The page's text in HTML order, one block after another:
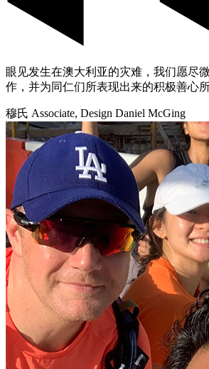
眼见发生在澳大利亚的灾难，我们愿尽
作，并为同仁们所表现出来的积极善心所
穆氏 Associate, Design Daniel McGing